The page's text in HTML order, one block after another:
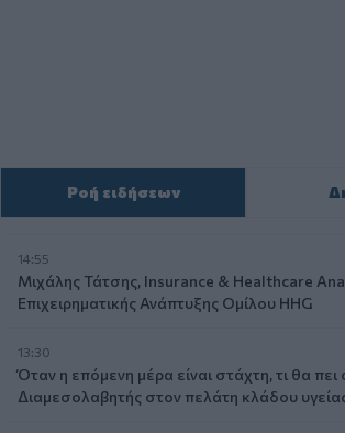
Ροή ειδήσεων
14:55
Μιχάλης Τάτσης, Insurance & Healthcare
Επιχειρηματικής Ανάπτυξης Ομίλου HHG
13:30
Όταν η επόμενη μέρα είναι στάχτη, τι θα
Διαμεσολαβητής στον πελάτη κλάδου